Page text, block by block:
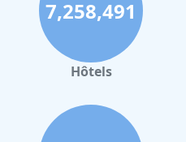
7,258,491
Hôtels